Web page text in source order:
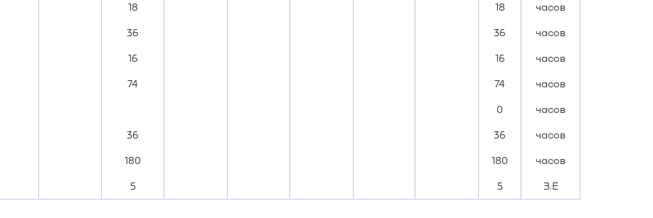
18 18 часов
36 36 часов
16 16 часов
74 74
часов
0 часов
36 36 часов
180 180 часов
5 5 З.Е